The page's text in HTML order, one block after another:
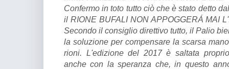
Confermo in toto tutto ciò che è stato detto
il RIONE BUFALI NON APPOGGERÁ MAI
Secondo il consiglio direttivo tutto, il Palio
la soluzione per compensare la scarsa
rioni. L'edizione del 2017 è saltata
anche con la speranza che, in questo